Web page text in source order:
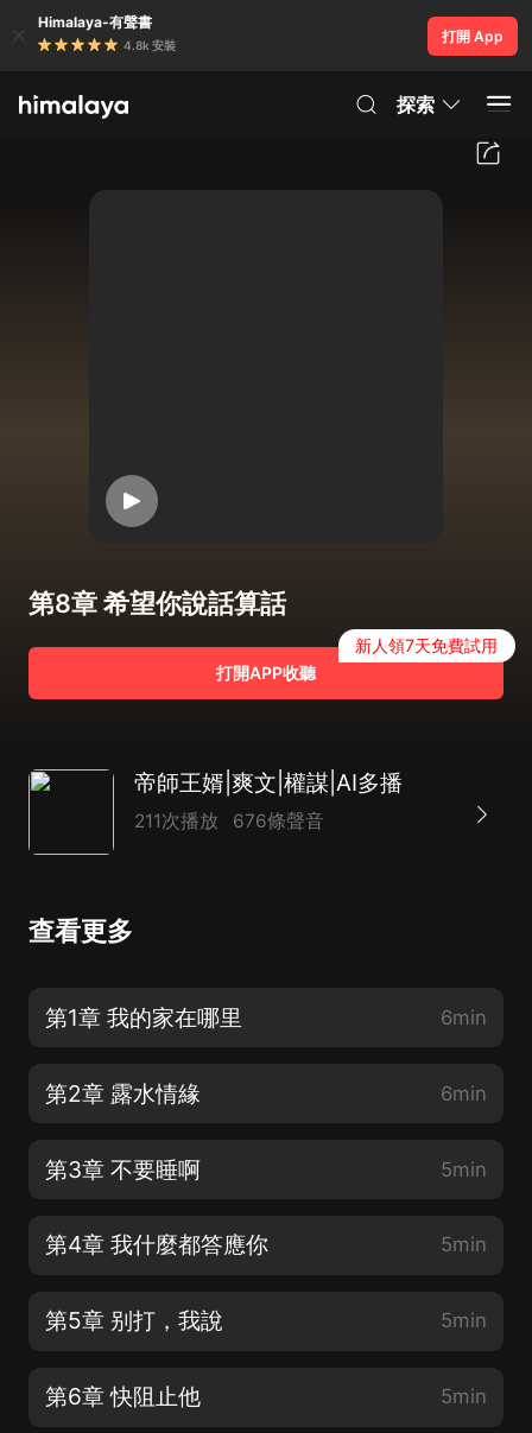
Himalaya-有聲書
4.8k 安裝
打開 App
探索
第8章 希望你說話算話
打開APP收聽
新人領7天免費試用
帝師王婿|爽文|權謀|AI多播
211次播放 676條聲音
查看更多
第1章 我的家在哪里 6min
第2章 露水情緣 6min
第3章 不要睡啊 5min
第4章 我什麼都答應你 5min
第5章 别打，我說 5min
第6章 快阻止他 5min